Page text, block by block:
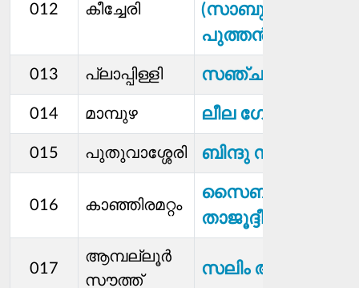
012 കീച്ചേരി
(സാബു
പുത്തൻപുരയിൽ)
013 പ്ലാപ്പിള്ളി സഞ്ചു അജയൻ
014 മാമ്പുഴ ലീല ഗോപാലൻ
015 പുതുവാശ്ശേരി ബിന്ദു സജീവ്
016 കാഞ്ഞിരമറ്റം
സൈബ
താജൂദ്ദീൻ
017
ആമ്പല്ലൂർ
സൗത്ത്
സലിം അലി